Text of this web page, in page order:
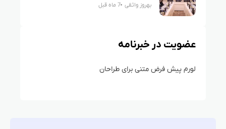
بهروز واثقی 7 ماه قبل
عضویت در خبرنامه
لورم پیش فرض متنی برای طراحان